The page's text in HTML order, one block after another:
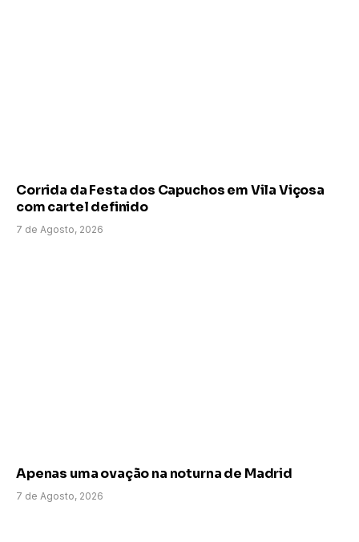
Corrida da Festa dos Capuchos em Vila Viçosa
com cartel definido
7 de Agosto, 2026
Apenas uma ovação na noturna de Madrid
7 de Agosto, 2026